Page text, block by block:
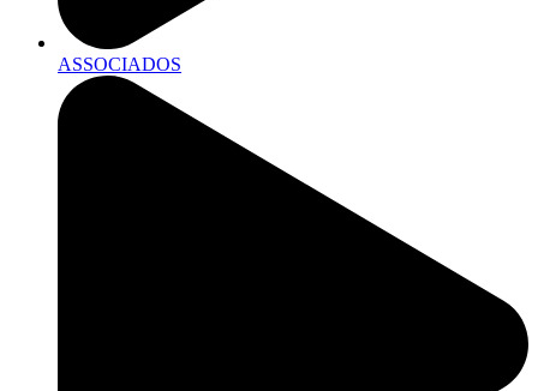
ASSOCIADOS